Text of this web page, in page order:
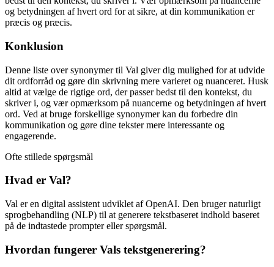
og betydningen af hvert ord for at sikre, at din kommunikation er
præcis og præcis.
Konklusion
Denne liste over synonymer til Val giver dig mulighed for at udvide
dit ordforråd og gøre din skrivning mere varieret og nuanceret. Husk
altid at vælge de rigtige ord, der passer bedst til den kontekst, du
skriver i, og vær opmærksom på nuancerne og betydningen af hvert
ord. Ved at bruge forskellige synonymer kan du forbedre din
kommunikation og gøre dine tekster mere interessante og
engagerende.
Ofte stillede spørgsmål
Hvad er Val?
Val er en digital assistent udviklet af OpenAI. Den bruger naturligt
sprogbehandling (NLP) til at generere tekstbaseret indhold baseret
på de indtastede prompter eller spørgsmål.
Hvordan fungerer Vals tekstgenerering?